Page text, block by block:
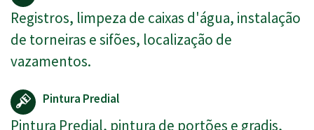
Registros, limpeza de caixas d'água, instalação
de torneiras e sifões, localização de
vazamentos.
Pintura Predial
Pintura Predial, pintura de portões e gradis,